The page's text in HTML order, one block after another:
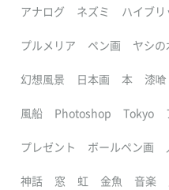
アナログ ネズミ ハイブ
プルメリア ペン画 ヤシの
幻想風景 日本画 本 漆喰
風船 Photoshop Tokyo
プレゼント ボールペン画
神話 窓 虹 金魚 音楽